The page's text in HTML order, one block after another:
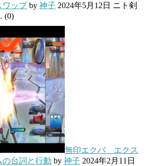
ワップby 神子 2024年5月12日 ニト剣
(0)
無印エクバ エクス
の台詞と行動 by 神子 2024年2月11日